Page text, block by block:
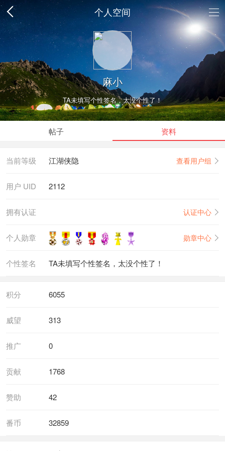
个人空间
麻小
TA未填写个性签名，太没个性了！
帖子 资料
当前等级 江湖侠隐 查看用户组
用户 UID 2112
拥有认证 认证中心
个人勋章 勋章中心
个性签名 TA未填写个性签名，太没个性了！
积分 6055
威望 313
推广 0
贡献 1768
赞助 42
番币 32859